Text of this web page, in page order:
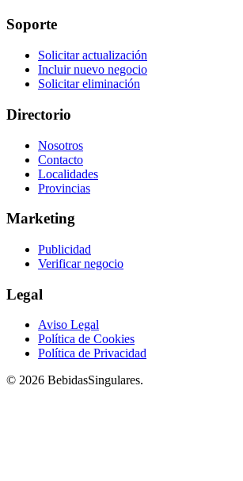
Soporte
Solicitar actualización
Incluir nuevo negocio
Solicitar eliminación
Directorio
Nosotros
Contacto
Localidades
Provincias
Marketing
Publicidad
Verificar negocio
Legal
Aviso Legal
Política de Cookies
Política de Privacidad
© 2026 BebidasSingulares.